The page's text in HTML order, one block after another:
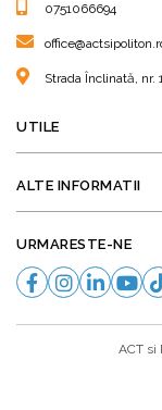
0751066694
Strada Înclinată,
UTILE
ALTE INFORMATII
URMARESTE-NE
ACT si